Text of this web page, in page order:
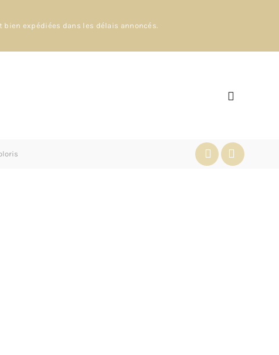
expédiées dans les délais annoncés.